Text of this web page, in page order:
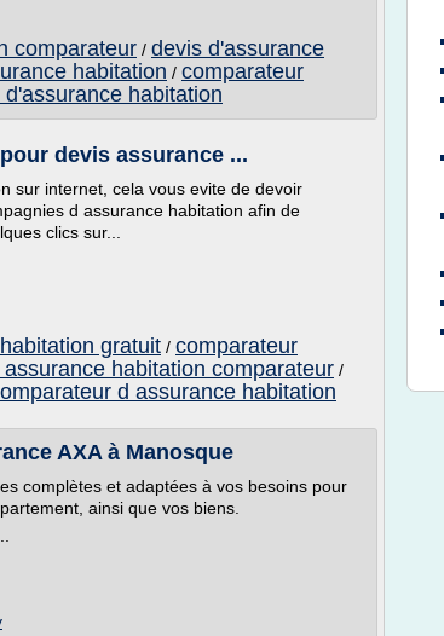
comparateur / devis d'assurance
habitation / comparateur
d'assurance habitation
devis assurance ...
sur internet, cela vous evite de devoir
d assurance habitation afin de
clics sur...
gratuit / comparateur
habitation comparateur /
d assurance habitation
AXA à Manosque
complètes et adaptées à vos besoins pour
ainsi que vos biens.